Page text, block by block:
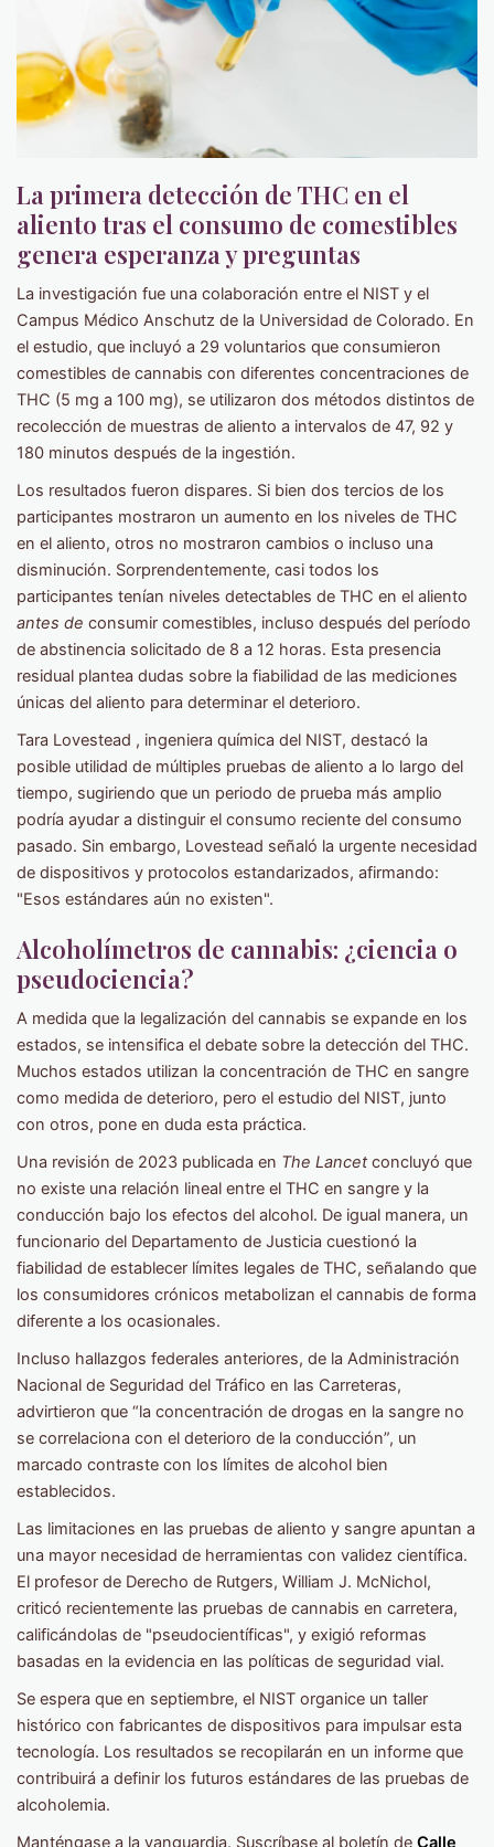
La primera detección de THC en el
aliento tras el consumo de comestibles
genera esperanza y preguntas
La investigación fue una colaboración entre el NIST y el
Campus Médico Anschutz de la Universidad de Colorado. En
el estudio, que incluyó a 29 voluntarios que consumieron
comestibles de cannabis con diferentes concentraciones de
THC (5 mg a 100 mg), se utilizaron dos métodos distintos de
recolección de muestras de aliento a intervalos de 47, 92 y
180 minutos después de la ingestión.
Los resultados fueron dispares. Si bien dos tercios de los
participantes mostraron un aumento en los niveles de THC
en el aliento, otros no mostraron cambios o incluso una
disminución. Sorprendentemente, casi todos los
participantes tenían niveles detectables de THC en el aliento
antes de consumir comestibles, incluso después del período
de abstinencia solicitado de 8 a 12 horas. Esta presencia
residual plantea dudas sobre la fiabilidad de las mediciones
únicas del aliento para determinar el deterioro.
Tara Lovestead , ingeniera química del NIST, destacó la
posible utilidad de múltiples pruebas de aliento a lo largo del
tiempo, sugiriendo que un periodo de prueba más amplio
podría ayudar a distinguir el consumo reciente del consumo
pasado. Sin embargo, Lovestead señaló la urgente necesidad
de dispositivos y protocolos estandarizados, afirmando:
"Esos estándares aún no existen".
Alcoholímetros de cannabis: ¿ciencia o
pseudociencia?
A medida que la legalización del cannabis se expande en los
estados, se intensifica el debate sobre la detección del THC.
Muchos estados utilizan la concentración de THC en sangre
como medida de deterioro, pero el estudio del NIST, junto
con otros, pone en duda esta práctica.
Una revisión de 2023 publicada en The Lancetconcluyó que
no existe una relación lineal entre el THC en sangre y la
conducción bajo los efectos del alcohol. De igual manera, un
funcionario del Departamento de Justicia cuestionó la
fiabilidad de establecer límites legales de THC, señalando que
los consumidores crónicos metabolizan el cannabis de forma
diferente a los ocasionales.
Incluso hallazgos federales anteriores, de la Administración
Nacional de Seguridad del Tráfico en las Carreteras,
advirtieron que “la concentración de drogas en la sangre no
se correlaciona con el deterioro de la conducción”, un
marcado contraste con los límites de alcohol bien
establecidos.
Las limitaciones en las pruebas de aliento y sangre apuntan a
una mayor necesidad de herramientas con validez científica.
El profesor de Derecho de Rutgers, William J. McNichol,
criticó recientemente las pruebas de cannabis en carretera,
calificándolas de "pseudocientíficas", y exigió reformas
basadas en la evidencia en las políticas de seguridad vial.
Se espera que en septiembre, el NIST organice un taller
histórico con fabricantes de dispositivos para impulsar esta
tecnología. Los resultados se recopilarán en un informe que
contribuirá a definir los futuros estándares de las pruebas de
alcoholemia.
Manténgase a la vanguardia. Suscríbase al boletín de Calle